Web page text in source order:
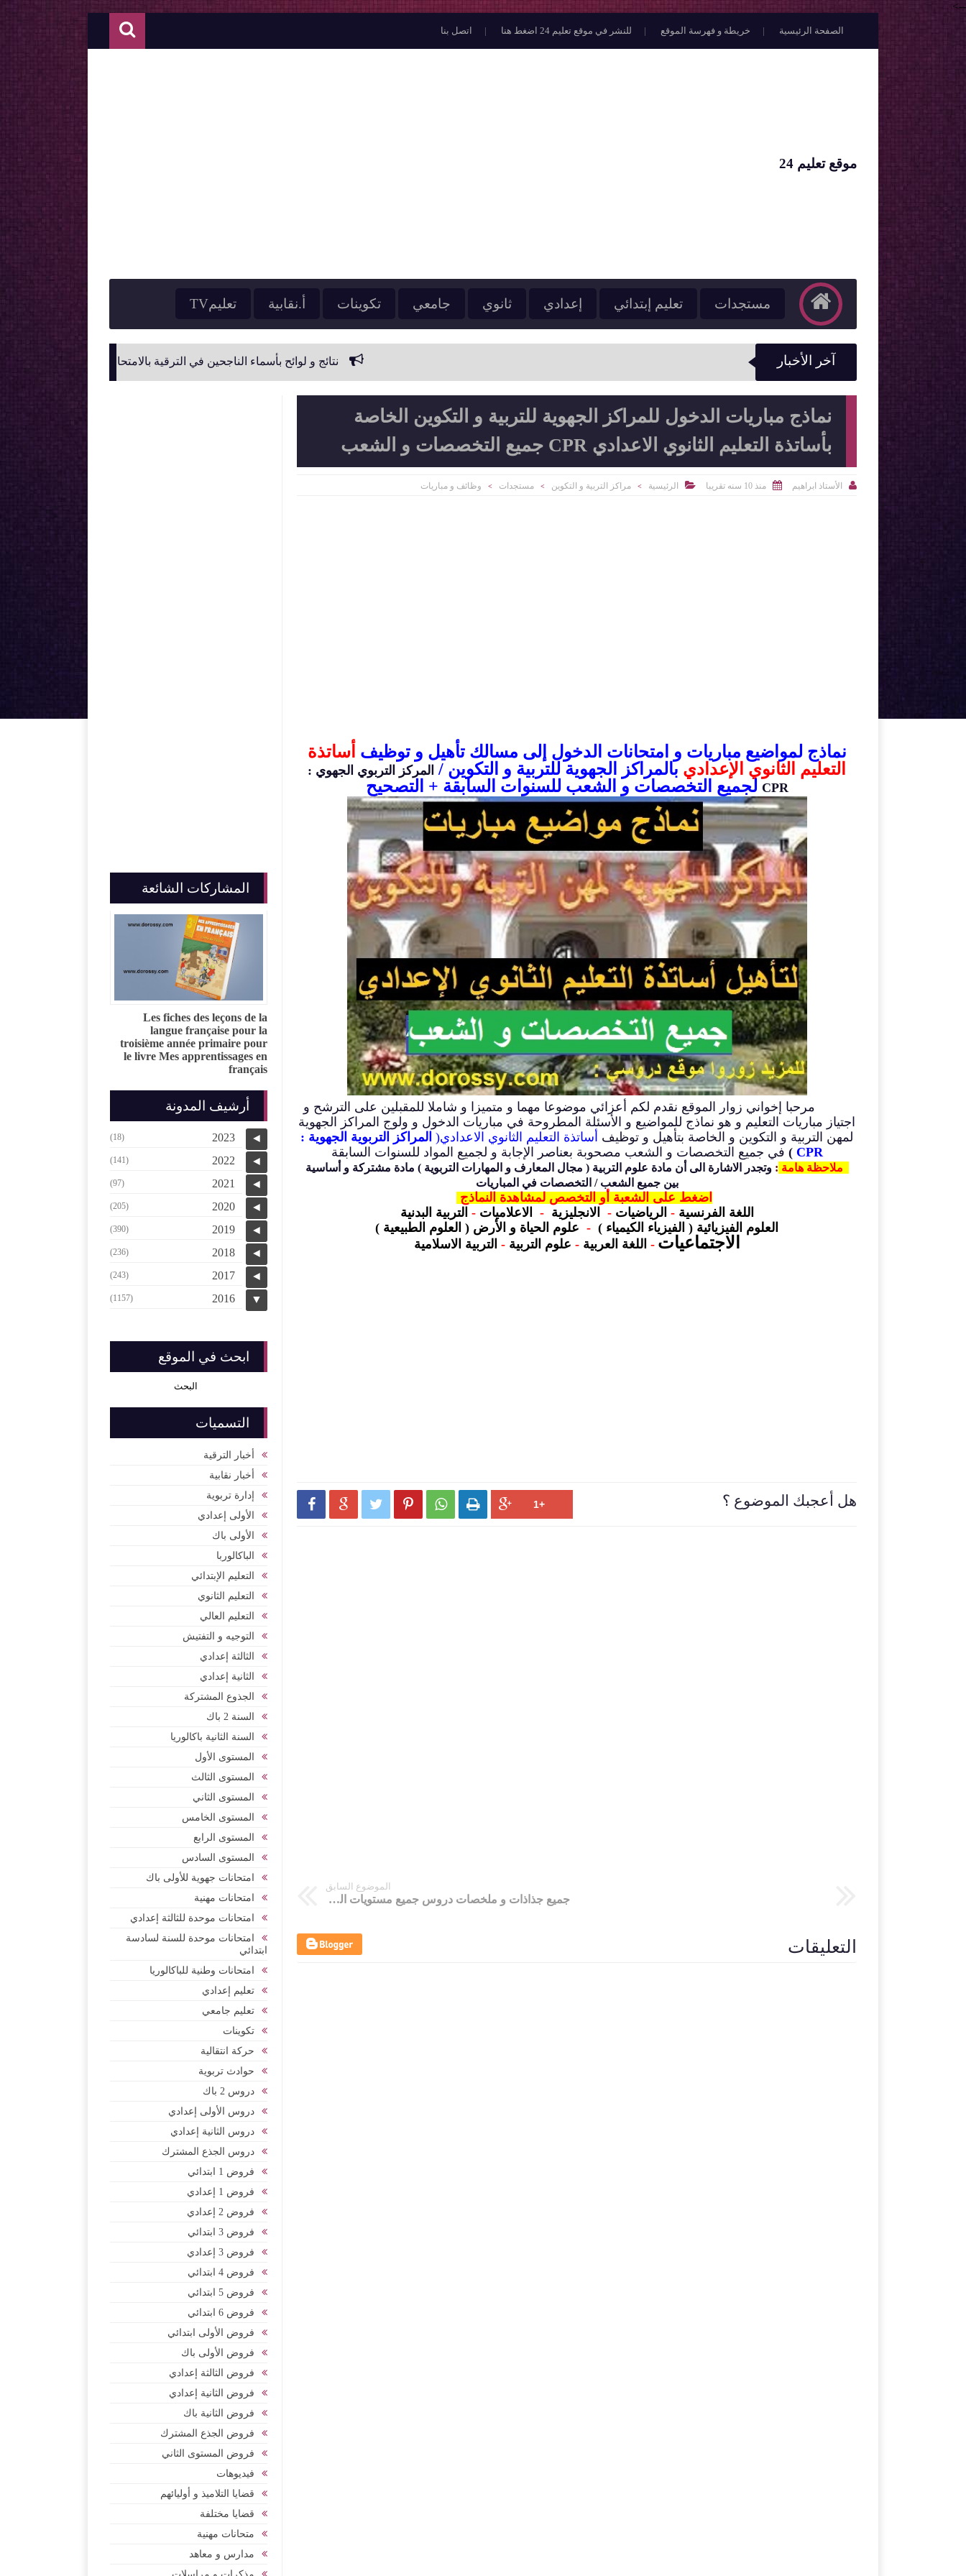
-->
الصفحة الرئيسية خريطة و فهرسة الموقع للنشر في موقع تعليم 24 اضغط هنا اتصل بنا
موقع تعليم 24
مستجدات تعليم إبتدائي إعدادي ثانوي جامعي تكوينات أ.نقابية تعليمTV
آخر الأخبار نتائج و لوائح بأسماء الناجحين في الترقية بالامتحان المهني لموظفي وزارة التربية الوطنية
نماذج مباريات الدخول للمراكز الجهوية للتربية و التكوين الخاصة
بأساتذة التعليم الثانوي الاعدادي CPR جميع التخصصات و الشعب
 الأستاذ ابراهيم  منذ 10 سنه تقريبا  الرئيسية > مراكز التربية و التكوين > مستجدات > وظائف و مباريات
نماذج لمواضيع مباريات و امتحانات الدخول إلى مسالك تأهيل و توظيف أساتذة
التعليم الثانوي الإعدادي بالمراكز الجهوية للتربية و التكوين / المركز التربوي الجهوي :
CPR لجميع التخصصات و الشعب للسنوات السابقة + التصحيح
مرحبا إخواني زوار الموقع نقدم لكم أعزائي موضوعا مهما و متميزا و شاملا للمقبلين على الترشح و
اجتياز مباريات التعليم و هو نماذج للمواضيع و الأسئلة المطروحة في مباريات الدخول و ولوج المراكز الجهوية
لمهن التربية و التكوين و الخاصة بتأهيل و توظيف أساتذة التعليم الثانوي الاعدادي( المراكز التربوية الجهوية :
CPR
) في جميع التخصصات و الشعب مصحوبة بعناصر الإجابة و لجميع المواد للسنوات السابقة
ملاحظة هامة :وتجدر الاشارة الى أن مادة علوم التربية ( مجال المعارف و المهارات التربوية ) مادة مشتركة و أساسية
بين جميع الشعب / التخصصات في المباريات
اضغط على الشعبة أو التخصصلمشاهدة النماذج
اللغة الفرنسية - الرياضيات - الانجليزية - الاعلاميات - التربية البدنية
العلوم الفيزيائية ( الفيزياء الكيمياء ) - علوم الحياة و الأرض ( العلوم الطبيعية )
الاجتماعيات - اللغة العربية - علوم التربية - التربية الاسلامية
هل أعجبك الموضوع ؟      
الموضوع السابق
جميع جذاذات و ملخصات دروس جميع مستويات التعليم الابتدائي لجميع المواد و الكتب المدرسة
التعليقات
المشاركات الشائعة
Les fiches des leçons de la
langue française pour la
troisième année primaire pour
le livre Mes apprentissages en
français
أرشيف المدونة
◄
2023
(18)
◄
2022
(141)
◄
2021
(97)
◄
2020
(205)
◄
2019
(390)
◄
2018
(236)
◄
2017
(243)
▼
2016
(1157)
ابحث في الموقع
التسميات
أخبار الترقية
أخبار نقابية
إدارة تربوية
الأولى إعدادي
الأولى باك
الباكالوربا
التعليم الإبتدائي
التعليم الثانوي
التعليم العالي
التوجيه و التفتيش
الثالثة إعدادي
الثانية إعدادي
الجذوع المشتركة
السنة 2 باك
السنة الثانية باكالوريا
المستوى الأول
المستوى الثالث
المستوى الثاني
المستوى الخامس
المستوى الرابع
المستوى السادس
امتحانات جهوية للأولى باك
امتحانات مهنية
امتحانات موحدة للثالثة إعدادي
امتحانات موحدة للسنة لسادسة
ابتدائي
امتحانات وطنية للباكالوريا
تعليم إعدادي
تعليم جامعي
تكوينات
حركة انتقالية
حوادث تربوية
دروس 2 باك
دروس الأولى إعدادي
دروس الثانية إعدادي
دروس الجذع المشترك
فروض 1 ابتدائي
فروض 1 إعدادي
فروض 2 إعدادي
فروض 3 ابتدائي
فروض 3 إعدادي
فروض 4 ابتدائي
فروض 5 ابتدائي
فروض 6 ابتدائي
فروض الأولى ابتدائي
فروض الأولى باك
فروض الثالثة إعدادي
فروض الثانية إعدادي
فروض الثانية باك
فروض الجذع المشترك
فروض المستوى الثاني
فيديوهات
قضايا التلاميذ و أوليائهم
قضايا مختلفة
متحانات مهنية
مدارس و معاهد